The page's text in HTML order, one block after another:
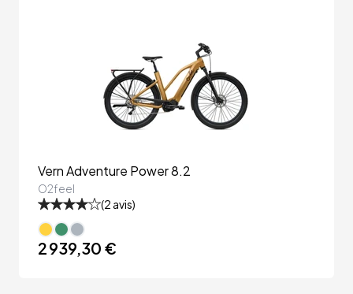
Vern Adventure Power 8.2
O2feel
(2 avis)
2 939,30 €